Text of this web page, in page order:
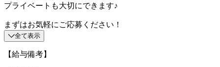
プライベートも大切にできます♪
まずはお気軽にご応募ください！
全て表示
【給与備考】